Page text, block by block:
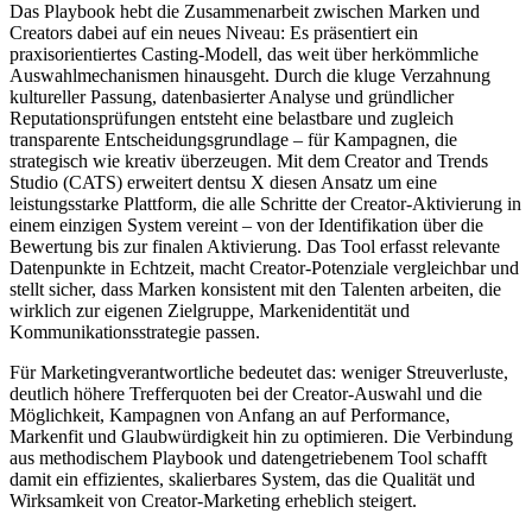
Das Playbook hebt die Zusammenarbeit zwischen Marken und
Creators dabei auf ein neues Niveau: Es präsentiert ein
praxisorientiertes Casting-Modell, das weit über herkömmliche
Auswahlmechanismen hinausgeht. Durch die kluge Verzahnung
kultureller Passung, datenbasierter Analyse und gründlicher
Reputationsprüfungen entsteht eine belastbare und zugleich
transparente Entscheidungsgrundlage – für Kampagnen, die
strategisch wie kreativ überzeugen. Mit dem Creator and Trends
Studio (CATS) erweitert dentsu X diesen Ansatz um eine
leistungsstarke Plattform, die alle Schritte der Creator-Aktivierung in
einem einzigen System vereint – von der Identifikation über die
Bewertung bis zur finalen Aktivierung. Das Tool erfasst relevante
Datenpunkte in Echtzeit, macht Creator-Potenziale vergleichbar und
stellt sicher, dass Marken konsistent mit den Talenten arbeiten, die
wirklich zur eigenen Zielgruppe, Markenidentität und
Kommunikationsstrategie passen.
Für Marketingverantwortliche bedeutet das: weniger Streuverluste,
deutlich höhere Trefferquoten bei der Creator-Auswahl und die
Möglichkeit, Kampagnen von Anfang an auf Performance,
Markenfit und Glaubwürdigkeit hin zu optimieren. Die Verbindung
aus methodischem Playbook und datengetriebenem Tool schafft
damit ein effizientes, skalierbares System, das die Qualität und
Wirksamkeit von Creator-Marketing erheblich steigert.